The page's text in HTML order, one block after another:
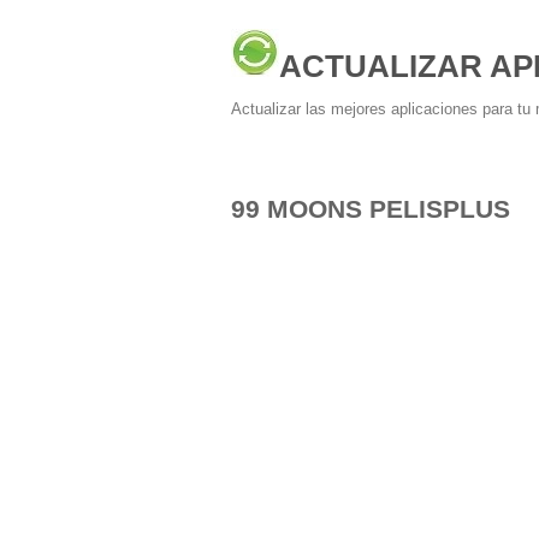
ACTUALIZAR
Actualizar las mejores aplicaciones para tu
99 MOONS PELISPLUS